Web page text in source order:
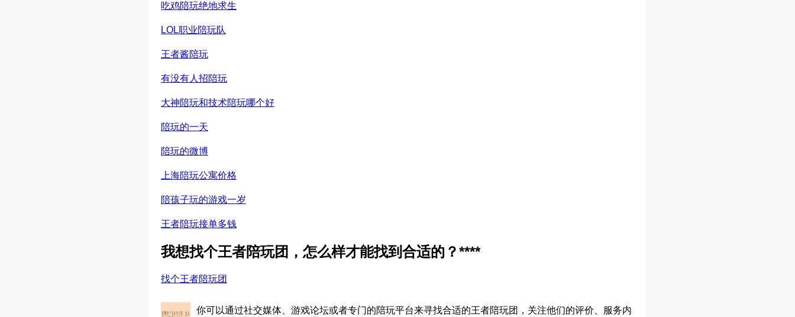
吃鸡陪玩绝地求生
LOL职业陪玩队
王者酱陪玩
有没有人招陪玩
大神陪玩和技术陪玩哪个好
陪玩的一天
陪玩的微博
上海陪玩公寓价格
陪孩子玩的游戏一岁
王者陪玩接单多钱
我想找个王者陪玩团，怎么样才能找到合适的？****
找个王者陪玩团
你可以通过社交媒体、游戏论坛或者专门的陪玩平台来寻找合适的王者陪玩团，关注他们的评价、服务内